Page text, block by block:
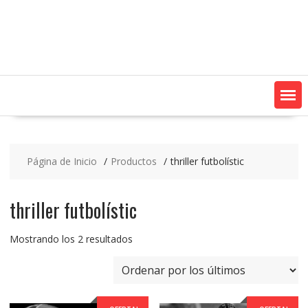
Página de Inicio Productos thriller futbolístic
thriller futbolístic
Mostrando los 2 resultadosOrdenado
los